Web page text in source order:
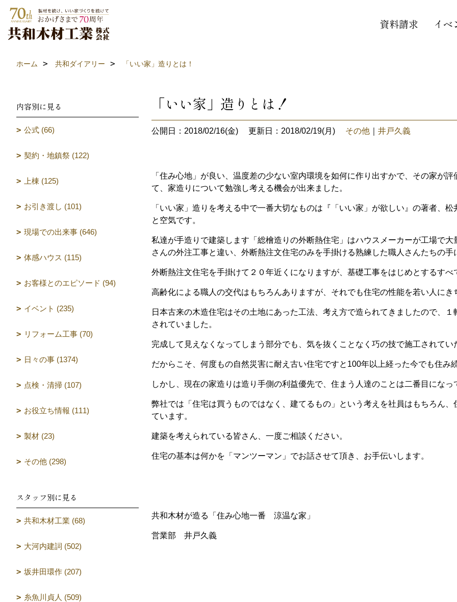
資料請求 イベ
ホーム 共和ダイアリー 「いい家」造りとは！
「いい家」造りとは！
公開日：2018/02/16(金) 更新日：2018/02/19(月) その他 井戸久義
「住み心地」が良い、温度差の少ない室内環境を如何に作り出すかで、その家が
て、家造りについて勉強し考える機会が出来ました。
「いい家」造りを考える中で一番大切なものは『「いい家」が欲しい』の著者、
と空気です。
私達が手造りで建築します「総檜造りの外断熱住宅」はハウスメーカーが工場で
さんの外注工事と違い、外断熱注文住宅のみを手掛ける熟練した職人さんたちの
外断熱注文住宅を手掛けて２０年近くになりますが、基礎工事をはじめとするす
高齢化による職人の交代はもちろんありますが、それでも住宅の性能を若い人に
日本古来の木造住宅はその土地にあった工法、考え方で造られてきましたので、
されていました。
完成して見えなくなってしまう部分でも、気を抜くことなく巧の技で施工されてい
だからこそ、何度もの自然災害に耐え古い住宅ですと100年以上経った今でも住み
しかし、現在の家造りは造り手側の利益優先で、住まう人達のことは二番目にな
弊社では「住宅は買うものではなく、建てるもの」という考えを社員はもちろん
ています。
建築を考えられている皆さん、一度ご相談ください。
住宅の基本は何かを「マンツーマン」でお話させて頂き、お手伝いします。
共和木材が造る「住み心地一番 涼温な家」
営業部 井戸久義
内容別に見る
公式 (66)
契約・地鎮祭 (122)
上棟 (125)
お引き渡し (101)
現場での出来事 (646)
体感ハウス (115)
お客様とのエピソード (94)
イベント (235)
リフォーム工事 (70)
日々の事 (1374)
点検・清掃 (107)
お役立ち情報 (111)
製材 (23)
その他 (298)
スタッフ別に見る
共和木材工業 (68)
大河内建詞 (502)
坂井田環作 (207)
糸魚川貞人 (509)